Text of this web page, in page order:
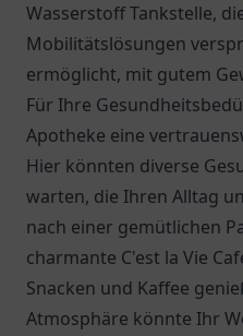
Wasserstoff Tankstelle,
Mobilitätslösungen
ermöglicht, mit gutem
Für Ihre
Apotheke eine
Hier könnten diverse
warten, die Ihren Alltag
nach einer gemütlichen
charmante C'est la Vie
Snacken und Kaffee
Atmosphäre könnte Ihr